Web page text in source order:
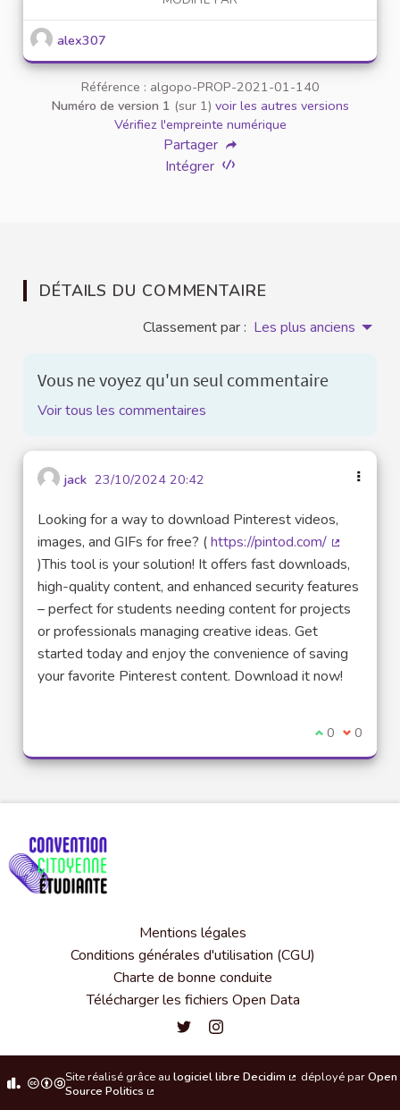
alex307
Référence : algopo-PROP-2021-01-140
Numéro de version 1 (sur 1) voir les autres versions
Vérifiez l'empreinte numérique
Partager
Intégrer
DÉTAILS DU COMMENTAIRE
Classement par : Les plus anciens
Vous ne voyez qu'un seul commentaire
Voir tous les commentaires
jack 23/10/2024 20:42
Looking for a way to download Pinterest videos,
images, and GIFs for free? (https://pintod.com/
(Lien
)This tool is your solution! It offers fast downloads,
high-quality content, and enhanced security features
– perfect for students needing content for projects
or professionals managing creative ideas. Get
started today and enjoy the convenience of saving
your favorite Pinterest content. Download it now!
Je suis
0 Je ne
0
Mentions légales
Conditions générales d'utilisation (CGU)
Charte de bonne conduite
Télécharger les fichiers Open Data
Convention citoyenne étudiante
Convention citoyenne
Site réalisé grâce au logiciel libre Decidim
(Lien externe)
déployé parOpen
Source Politics